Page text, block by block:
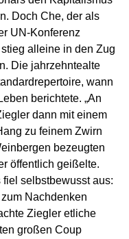
Doch Che, der als
UN-Konferenz
alleine in den Zug
Die jahrzehntealte
wann
berichtete. „An
dann mit einem
zu feinem Zwirn
bezeugten
öffentlich geißelte.
selbstbewusst aus:
Nachdenken
Ziegler etliche
großen Coup